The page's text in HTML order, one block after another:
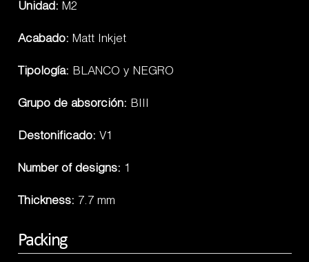
Unidad: M2
Acabado: Matt Inkjet
Tipología: BLANCO y NEGRO
Grupo de absorción: BIII
Destonificado: V1
Number of designs: 1
Thickness: 7.7 mm
Packing